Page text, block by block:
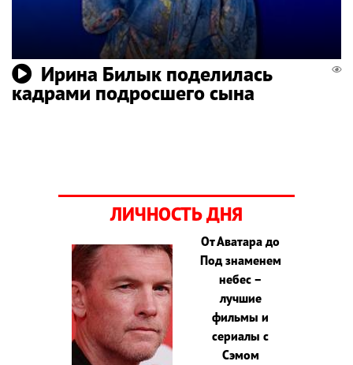
Ирина Билык поделилась
кадрами подросшего сына
ЛИЧНОСТЬ ДНЯ
От Аватара до
Под знаменем
небес –
лучшие
фильмы и
сериалы с
Сэмом